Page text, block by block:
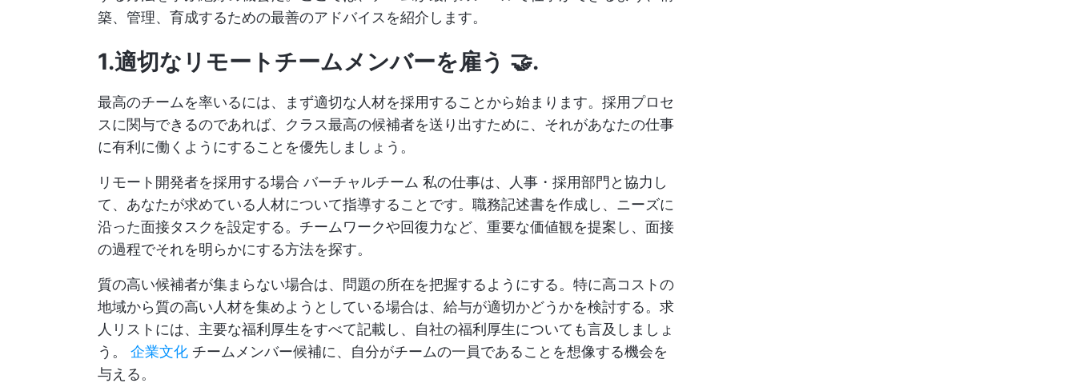
築、管理、育成するための最善のアドバイスを紹介します。
1.適切なリモートチームメンバーを雇う 🤝.
最高のチームを率いるには、まず適切な人材を採用することから始まります。採用プロセ
スに関与できるのであれば、クラス最高の候補者を送り出すために、それがあなたの仕事
に有利に働くようにすることを優先しましょう。
リモート開発者を採用する場合 バーチャルチーム 私の仕事は、人事・採用部門と協力し
て、あなたが求めている人材について指導することです。職務記述書を作成し、ニーズに
沿った面接タスクを設定する。チームワークや回復力など、重要な価値観を提案し、面接
の過程でそれを明らかにする方法を探す。
質の高い候補者が集まらない場合は、問題の所在を把握するようにする。特に高コストの
地域から質の高い人材を集めようとしている場合は、給与が適切かどうかを検討する。求
人リストには、主要な福利厚生をすべて記載し、自社の福利厚生についても言及しましょ
う。 企業文化 チームメンバー候補に、自分がチームの一員であることを想像する機会を
与える。